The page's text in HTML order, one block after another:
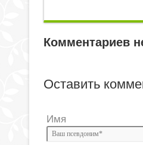
Комментариев
Оставить
Имя